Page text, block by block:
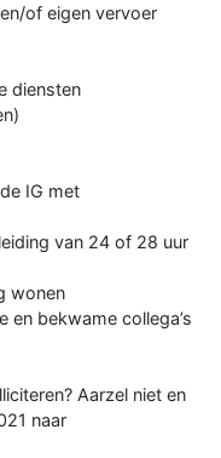
of eigen vervoer
diensten
IG met
van 24 of 28 uur
wonen
bekwame collega’s
Aarzel niet en
naar